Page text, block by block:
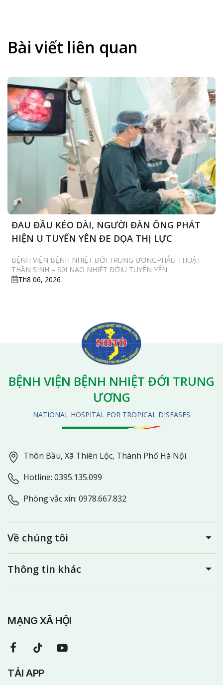
THỊ
THÁNG
PHẢI
NỘI
CẤP
CỨU
Bài viết liên quan
ĐAU ĐẦU KÉO DÀI, NGƯỜI ĐÀN ÔNG PHÁT
HIỆN U TUYẾN YÊN ĐE DỌA THỊ LỰC
BỆNH VIỆN BỆNH NHIỆT ĐỚI TRUNG ƯƠNGPHẪU THUẬT
THẦN SINH – S0I NÃO NHIỆT ĐỚIU TUYẾN YÊN
Th8 06, 2026
BỆNH VIỆN BỆNH NHIỆT ĐỚI TRUNG
ƯƠNG
NATIONAL HOSPITAL FOR TROPICAL DISEASES
Thôn Bầu, Xã Thiên Lộc, Thành Phố Hà Nội.
Hotline: 0395.135.099
Phòng vắc xin: 0978.667.832
Về chúng tôi
Thông tin khác
MẠNG XÃ HỘI
TẢI APP